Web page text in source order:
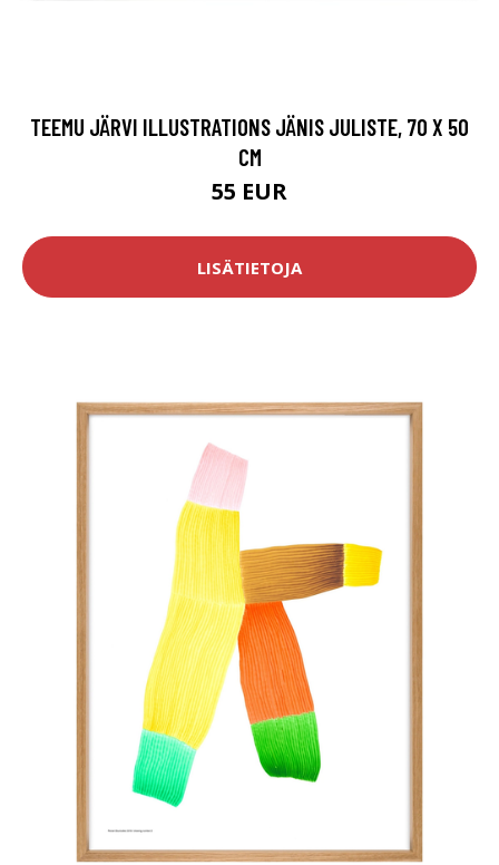
TEEMU JÄRVI ILLUSTRATIONS JÄNIS JULISTE, 70 X 50
CM
55 EUR
LISÄTIETOJA